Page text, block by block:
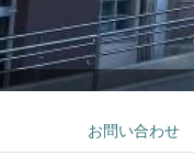
お問い合わせ